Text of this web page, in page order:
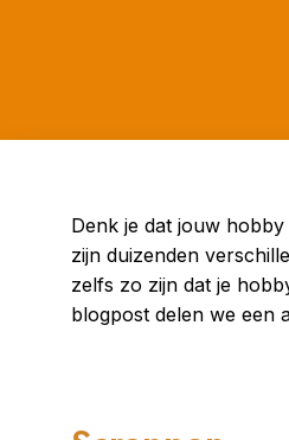
Denk je dat jouw
zijn duizenden
zelfs zo zijn dat je
blogpost delen we een